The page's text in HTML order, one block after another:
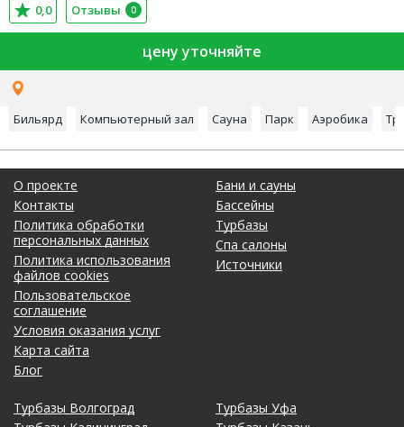
0,0 Отзывы 0
цену уточняйте
Бильярд Компьютерный зал Сауна Парк Аэробика
О проекте
Контакты
Политика обработки
персональных данных
Политика использования
файлов cookies
Пользовательское
соглашение
Условия оказания услуг
Карта сайта
Блог
Бани и сауны
Бассейны
Турбазы
Спа салоны
Источники
Турбазы Волгоград
Турбазы Уфа